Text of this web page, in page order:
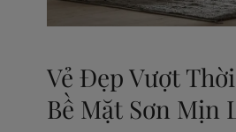
Vẻ Đẹp Vượt
Bề Mặt Sơn Mịn